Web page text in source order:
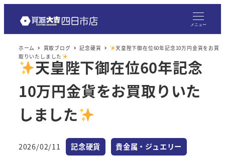
メニュー
ホーム 買取ブログ 記念硬貨
天皇陛下御在位60年記念10万円金貨をお買
取りいたしました
天皇陛下御在位60年記念
10万円金貨をお買取りいた
しました
投稿日
2026/02/11 カテゴリー
記念硬貨 カテゴリー
貴金属・ジュエリー